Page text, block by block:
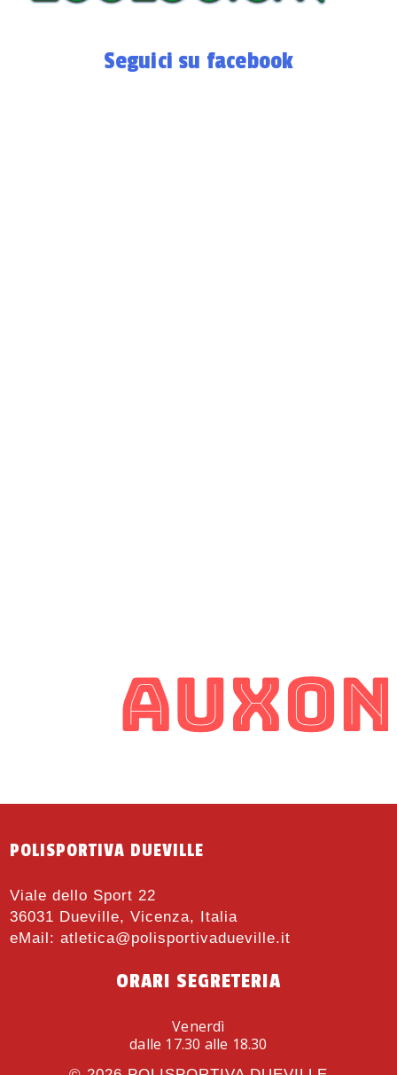
Seguici su facebook
POLISPORTIVA DUEVILLE
Viale dello Sport 22
36031 Dueville, Vicenza, Italia
eMail: atletica@polisportivadueville.it
ORARI SEGRETERIA
Venerdì
dalle 17.30 alle 18.30